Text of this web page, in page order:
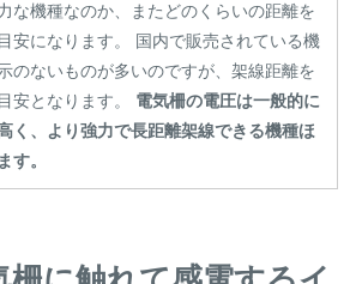
な機種なのか、またどのくらいの距離を
安になります。 国内で販売されている機
のないものが多いのですが、架線距離を
安となります。 電気柵の電圧は一般的に
く、より強力で長距離架線できる機種ほ
す。